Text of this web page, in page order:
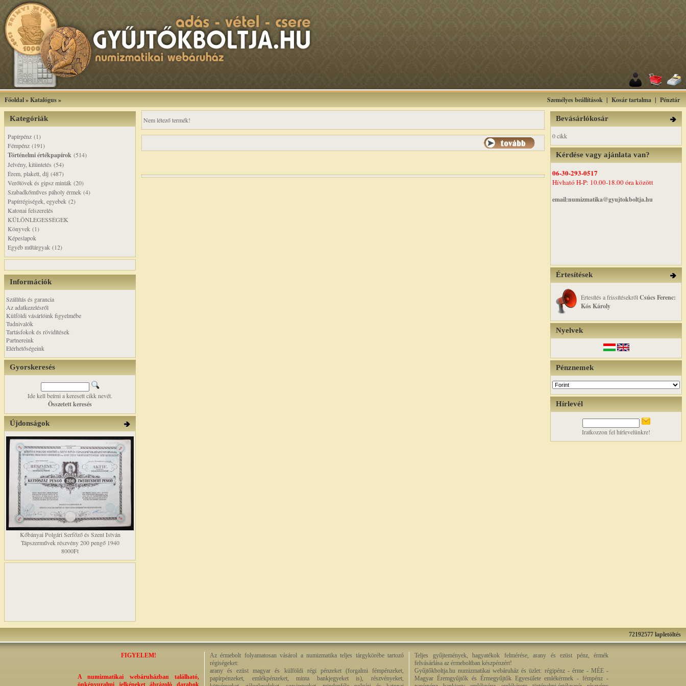
Főoldal»Katalógus» Személyes beállítások | Kosár tartalma | Pénztár
Kategóriák
Papírpénz (1)
Fémpénz (191)
Történelmi értékpapírok (514)
Jelvény, kitüntetés (54)
Érem, plakett, díj (487)
Verőtövek és gipsz minták (20)
Szabadkőműves páholy érmek (4)
Papírrégiségek, egyebek (2)
Katonai felszerelés
KÜLÖNLEGESSÉGEK
Könyvek (1)
Képeslapok
Egyéb műtárgyak (12)
Információk
Szállítás és garancia
Az adatkezelésről
Külföldi vásárlóink figyelmébe
Tudnivalók
Tartásfokok és rövidítések
Partnereink
Elérhetőségeink
Gyorskeresés
Ide kell beírni a keresett cikk nevét.
Összetett keresés
Újdonságok
Kőbányai Polgári Serfőző és Szent István
Tápszerművek részvény 200 pengő 1940
8000Ft
Nem létező termék! Bevásárlókosár
0 cikk
Kérdése vagy ajánlata van?
06-30-293-0517
Hívható H-P: 10.00-18.00 óra között
email:numizmatika@gyujtokboltja.hu
Értesítések
Értesítés a frissítésekről Csúcs Ferenc:
Kós Károly
Nyelvek
Pénznemek
Hírlevél
Iratkozzon fel hírlevelünkre!
72192577 lapletöltés
FIGYELEM!
A numizmatikai webáruházban található,
önkényuralmi jelképeket ábrázoló darabok
Az érmebolt folyamatosan vásárol a numizmatika teljes tárgykörébe tartozó
régiségeket:
arany és ezüst magyar és külföldi régi pénzeket (forgalmi fémpénzeket,
papírpénzeket, emlékpénzeket, minta bankjegyeket is), részvényeket,
Teljes gyűjtemények, hagyatékok felmérése, arany és ezüst pénz, érmék
felvásárlása az érmeboltban készpénzért!
Gyűjtőkboltja.hu numizmatikai webáruház és üzlet: régipénz - érme - MÉE -
Magyar Éremgyűjtők és Érmegyűjtők Egyesülete emlékérmek - fémpénz -